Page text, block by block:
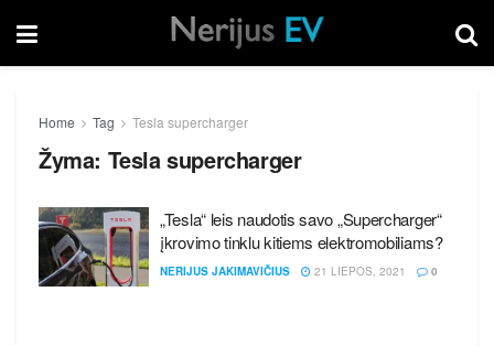
Home Tag Tesla supercharger
Žyma: Tesla supercharger
„Tesla“ leis naudotis savo „Supercharger“
įkrovimo tinklu kitiems elektromobiliams?
NERIJUS JAKIMAVIČIUS 21 LIEPOS, 2021 0